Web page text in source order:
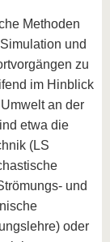
Innovative
Transferprojekte
Lernen
kennen
Region
erleben
Methoden
und
zu
im Hinblick
an der
etwa die
(LS
und
oder